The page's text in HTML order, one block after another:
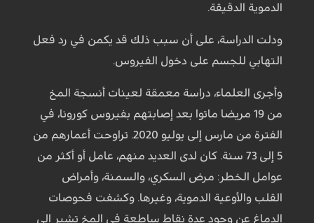
الدموية الدقيقة.
ودلت الدراسة، على أن سبب ذلك قد يكمن في رد فعل
التهابي للجسم على دخول الفيروس.
وأجرى العلماء، دراسة معمقة لعينات أنسجة المخ
من 19 مريضا ماتوا بعد إصابتهم بفيروس كورونا، في
الفترة من مارس إلى يوليو 2020. تراوحت أعمارهم من
5 إلى 73 سنة. كان لدى العديد منهم، عامل أو أكثر من
عوامل الخطر: مرض السكري، والسمنة، وأمراض
القلب والأوعية الدموية، وغيرها. وكشفت فحوصات
الدماغ عن وجود عدة نقاط ساطعة في المخ تشير إلى